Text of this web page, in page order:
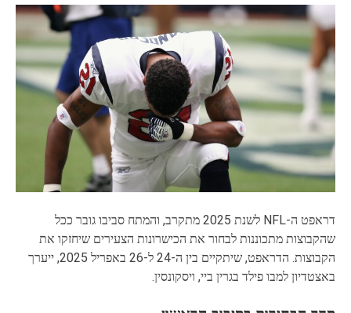
דראפט ה-NFL לשנת 2025 מתקרב, והמתח סביבו גובר ככל
שהקבוצות מתכוננות לבחור את הכישרונות הצעירים שיחזקו את
הקבוצות. הדראפט, שיתקיים בין ה-24 ל-26 באפריל 2025, ייערך
באצטדיון למבו פילד בגרין ביי, ויסקונסין.